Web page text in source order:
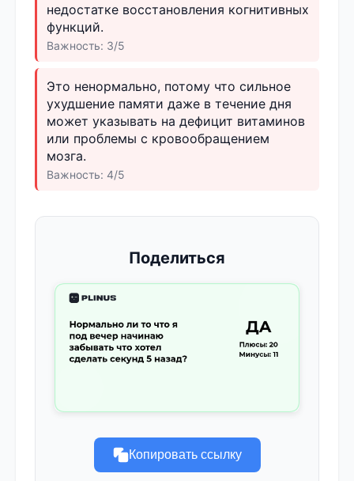
недостатке восстановления когнитивных
функций.
Важность: 3/5
Это ненормально, потому что сильное
ухудшение памяти даже в течение дня
может указывать на дефицит витаминов
или проблемы с кровообращением
мозга.
Важность: 4/5
Поделиться
Копировать ссылку